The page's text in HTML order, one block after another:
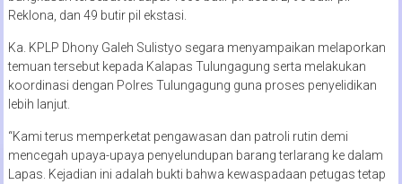
Reklona, dan 49 butir pil ekstasi.
Ka. KPLP Dhony Galeh Sulistyo segara menyampaikan melaporkan
temuan tersebut kepada Kalapas Tulungagung serta melakukan
koordinasi dengan Polres Tulungagung guna proses penyelidikan
lebih lanjut.
“Kami terus memperketat pengawasan dan patroli rutin demi
mencegah upaya-upaya penyelundupan barang terlarang ke dalam
Lapas. Kejadian ini adalah bukti bahwa kewaspadaan petugas tetap